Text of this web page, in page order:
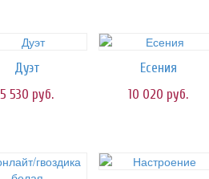
Дуэт
5 530 руб.
Есения
10 020 руб.